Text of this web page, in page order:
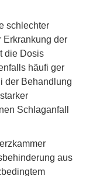
schlechter
Erkrankung der
die Dosis
häufi ger
der Behandlung
Schlaganfall
aus